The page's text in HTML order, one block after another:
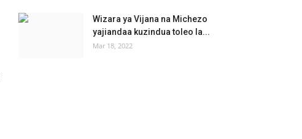
Wizara ya Vijana na Michezo
yajiandaa kuzindua toleo la...
Mar 18, 2022